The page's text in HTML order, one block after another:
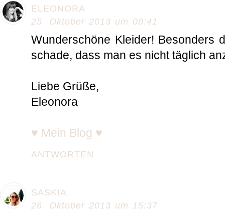
ELEONORA
25. Oktober 2013 um 00:41
Wunderschöne Kleider! Besonders
schade, dass man es nicht täglich
Liebe Grüße,
Eleonora
♥ Mein Blog ♥
ANTWORTEN
SASKIA
26. Oktober 2013 um 15:37